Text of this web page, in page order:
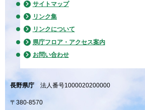
サイトマップ
リンク集
リンクについて
県庁フロア・アクセス案内
お問い合わせ
長野県庁 法人番号1000020200000
〒380-8570